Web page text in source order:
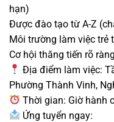
hạn)
Được đào tạo từ A-Z
Môi trường làm việc trẻ
Cơ hội thăng tiến rõ ràng
Địa điểm làm việc:
Phường Thành Vinh,
Thời gian: Giờ hành
Ứng tuyển ngay: